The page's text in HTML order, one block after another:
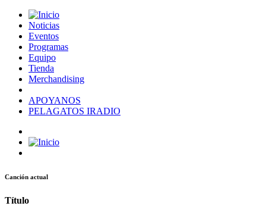
Noticias
Eventos
Programas
Equipo
Tienda
Merchandising
APOYANOS
PELAGATOS IRADIO
Canción actual
Título